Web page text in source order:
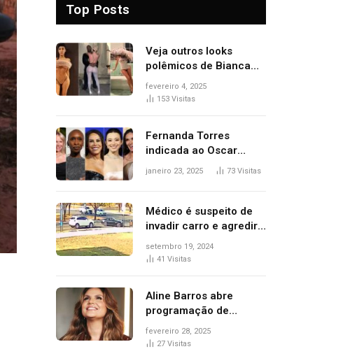
Top Posts
Veja outros looks
polêmicos de Bianca
Censori, esposa de
Kanye West que
fevereiro 4, 2025
153 Visitas
Fernanda Torres
indicada ao Oscar
2025: veja as
janeiro 23, 2025 73 Visitas
Médico é suspeito de
invadir carro e agredir
delegado aposentado
durante confusão no
setembro 19, 2024
41 Visitas
Aline Barros abre
programação de
Carnaval na Praça dos
Girassóis nesta sexta-
fevereiro 28, 2025
27 Visitas